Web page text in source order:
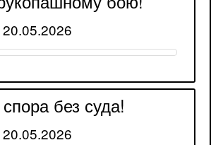
без суда!